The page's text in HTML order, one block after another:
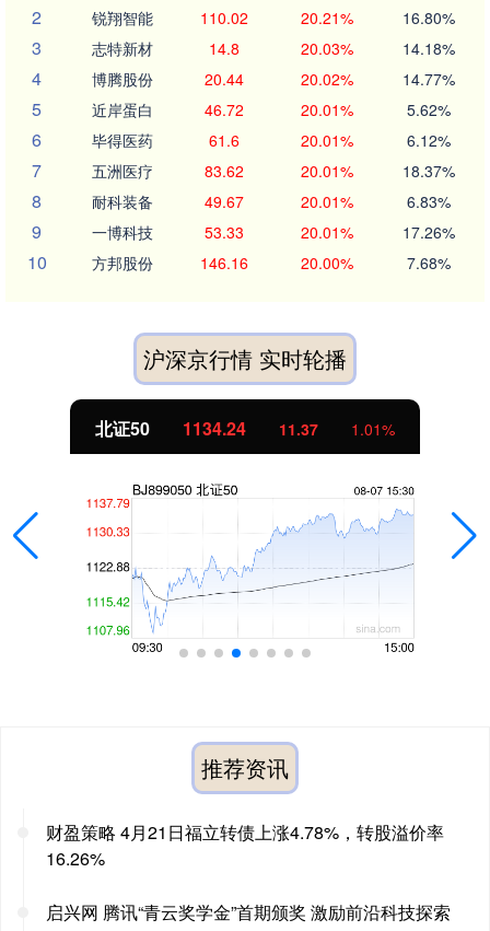
2 锐翔智能 110.02 20.21% 16.80%
3 志特新材 14.8 20.03% 14.18%
4 博腾股份 20.44 20.02% 14.77%
5 近岸蛋白 46.72 20.01% 5.62%
6 毕得医药 61.6 20.01% 6.12%
7 五洲医疗 83.62 20.01% 18.37%
8 耐科装备 49.67 20.01% 6.83%
9 一博科技 53.33 20.01% 17.26%
10 方邦股份 146.16 20.00% 7.68%
沪深京行情 实时轮播
北证50 1134.24 11.37 1.01%
推荐资讯
财盈策略 4月21日福立转债上涨4.78%，转股溢价率
16.26%
启兴网 腾讯“青云奖学金”首期颁奖 激励前沿科技探索